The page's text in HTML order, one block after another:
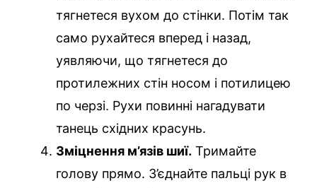
тягнетеся вухом до стінки. Потім так
само рухайтеся вперед і назад,
уявляючи, що тягнетеся до
протилежних стін носом і потилицею
по черзі. Рухи повинні нагадувати
танець східних красунь.
Зміцнення м’язів шиї. Тримайте
голову прямо. З’єднайте пальці рук в